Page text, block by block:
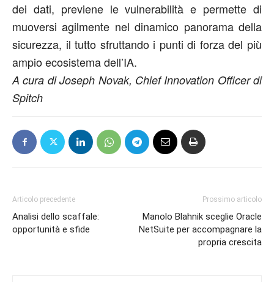
dei dati, previene le vulnerabilità e permette di
muoversi agilmente nel dinamico panorama della
sicurezza, il tutto sfruttando i punti di forza del più
ampio ecosistema dell’IA.
A cura di Joseph Novak, Chief Innovation Officer di
Spitch
Articolo precedente
Analisi dello scaffale:
opportunità e sfide
Prossimo articolo
Manolo Blahnik sceglie Oracle
NetSuite per accompagnare la
propria crescita